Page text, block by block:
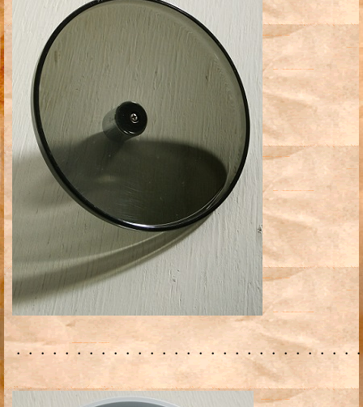
・・・・・・・・・・・・・・・・・・・・・・・・・・・